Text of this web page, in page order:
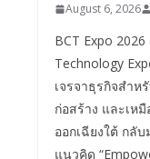
August 6, 2026
BCT Expo
Technology
เจรจาธุรกิจสำห
ก่อสร้าง และเห
ออกเฉียงใต้ กลั
แนวคิด